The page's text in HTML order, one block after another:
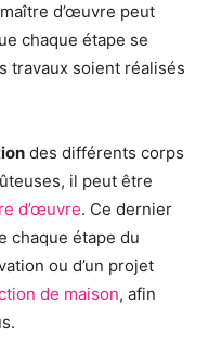
d’œuvre peut
chaque étape se
travaux soient réalisés
des différents corps
il peut être
d’œuvre. Ce dernier
chaque étape du
ou d’un projet
de maison, afin